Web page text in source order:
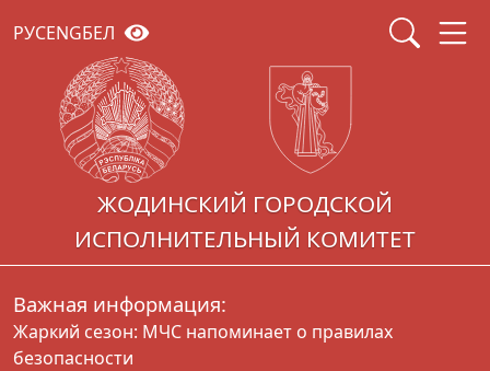
РУСENGБЕЛ
ЖОДИНСКИЙ ГОРОДСКОЙ
ИСПОЛНИТЕЛЬНЫЙ КОМИТЕТ
Важная информация:
Жаркий сезон: МЧС напоминает о правилах
безопасности